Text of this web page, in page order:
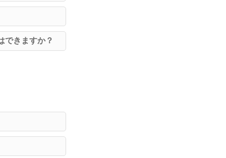
できますか？